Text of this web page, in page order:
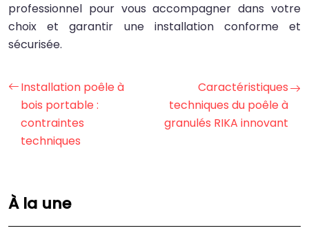
professionnel pour vous accompagner dans votre
choix et garantir une installation conforme et
sécurisée.
Installation poêle à
bois portable :
contraintes
techniques
Caractéristiques
techniques du poêle à
granulés RIKA innovant
À la une